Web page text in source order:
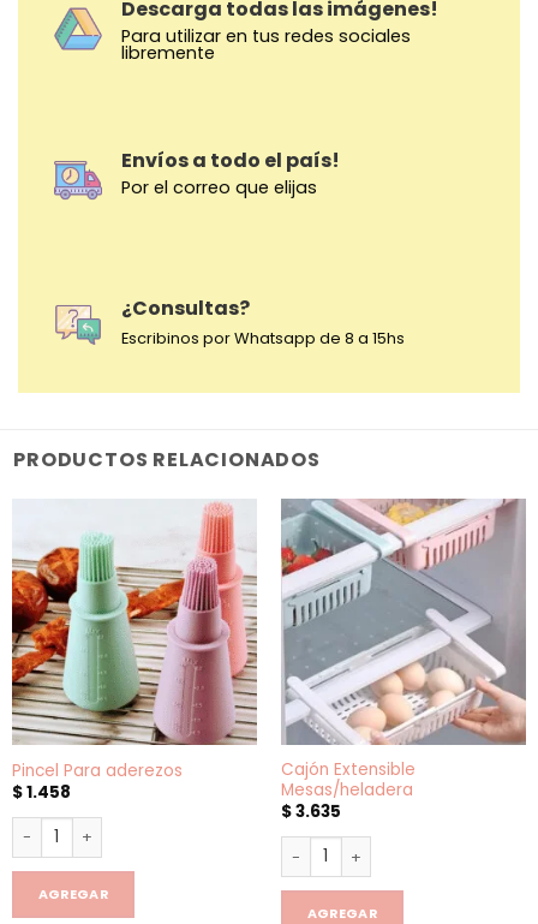
Descarga todas las imágenes!
Para utilizar en tus redes sociales
libremente
Envíos a todo el país!
Por el correo que elijas
¿Consultas?
Escribinos por Whatsapp de 8 a 15hs
PRODUCTOS RELACIONADOS
Pincel Para aderezos
$1.458
Pincel Para aderezos cantidad
AGREGAR
Cajón Extensible
Mesas/heladera
$3.635
Cajón Extensible Mesas/
AGREGAR